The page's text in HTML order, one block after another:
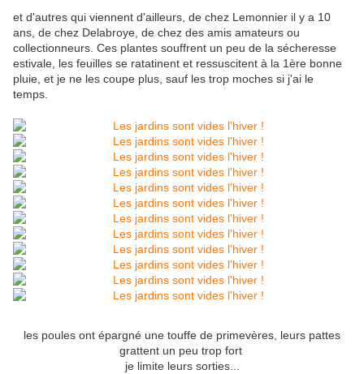
et d'autres qui viennent d'ailleurs, de chez Lemonnier il y a 10
ans, de chez Delabroye, de chez des amis amateurs ou
collectionneurs. Ces plantes souffrent un peu de la sécheresse
estivale, les feuilles se ratatinent et ressuscitent à la 1ère bonne
pluie, et je ne les coupe plus, sauf les trop moches si j'ai le
temps.
les poules ont épargné une touffe de primevères, leurs pattes
grattent un peu trop fort
je limite leurs sorties...